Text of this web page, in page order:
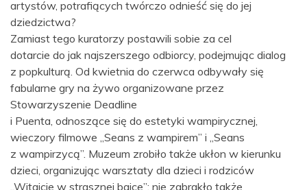
artystów, potrafiących twórczo odnieść się do jej
dziedzictwa?
Zamiast tego kuratorzy postawili sobie za cel
dotarcie do jak najszerszego odbiorcy, podejmując dialog
z popkulturą. Od kwietnia do czerwca odbywały się
fabularne gry na żywo organizowane przez
Stowarzyszenie Deadline
i Puenta, odnoszące się do estetyki wampirycznej,
wieczory filmowe „Seans z wampirem” i „Seans
z wampirzycą”. Muzeum zrobiło także ukłon w kierunku
dzieci, organizując warsztaty dla dzieci i rodziców
„Witajcie w strasznej bajce”; nie zabrakło także